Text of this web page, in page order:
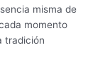
misma de
momento
tradición